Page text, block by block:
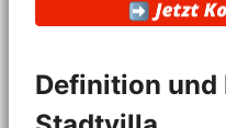
Definition und